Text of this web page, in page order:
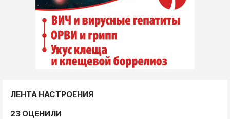
ЛЕНТА НАСТРОЕНИЯ
23 ОЦЕНИЛИ